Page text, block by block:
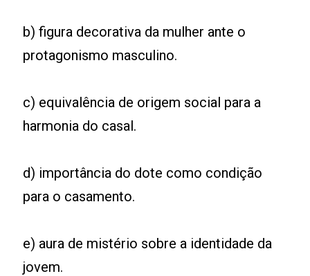
b) figura decorativa da mulher ante o
protagonismo masculino.
c) equivalência de origem social para a
harmonia do casal.
d) importância do dote como condição
para o casamento.
e) aura de mistério sobre a identidade da
jovem.